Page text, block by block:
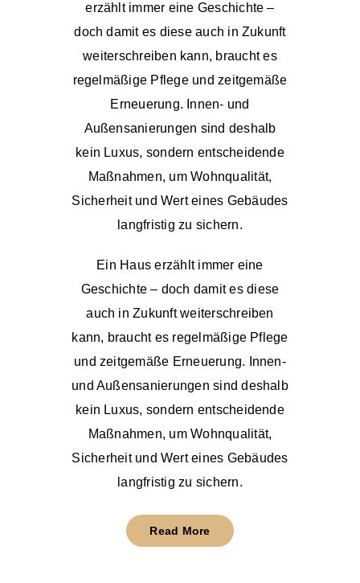
erzählt immer eine Geschichte –
doch damit es diese auch in Zukunft
weiterschreiben kann, braucht es
regelmäßige Pflege und zeitgemäße
Erneuerung. Innen- und
Außensanierungen sind deshalb
kein Luxus, sondern entscheidende
Maßnahmen, um Wohnqualität,
Sicherheit und Wert eines Gebäudes
langfristig zu sichern.
Ein Haus erzählt immer eine
Geschichte – doch damit es diese
auch in Zukunft weiterschreiben
kann, braucht es regelmäßige Pflege
und zeitgemäße Erneuerung. Innen-
und Außensanierungen sind deshalb
kein Luxus, sondern entscheidende
Maßnahmen, um Wohnqualität,
Sicherheit und Wert eines Gebäudes
langfristig zu sichern.
Read More